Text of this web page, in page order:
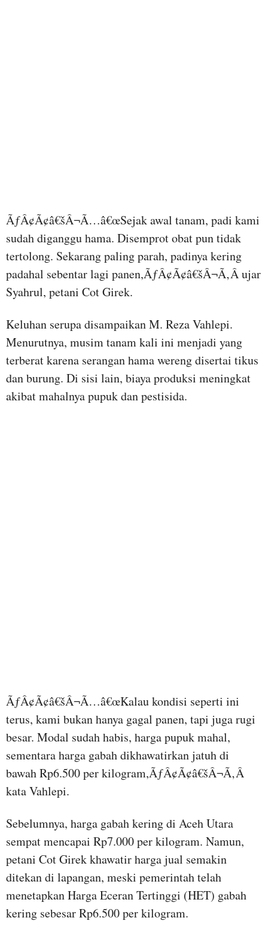
ÃƒÂ¢Ã¢â€šÂ¬Ã…â€œSejak awal tanam, padi kami
sudah diganggu hama. Disemprot obat pun tidak
tertolong. Sekarang paling parah, padinya kering
padahal sebentar lagi panen,ÃƒÂ¢Ã¢â€šÂ¬Ã‚Â ujar
Syahrul, petani Cot Girek.
Keluhan serupa disampaikan M. Reza Vahlepi.
Menurutnya, musim tanam kali ini menjadi yang
terberat karena serangan hama wereng disertai tikus
dan burung. Di sisi lain, biaya produksi meningkat
akibat mahalnya pupuk dan pestisida.
ÃƒÂ¢Ã¢â€šÂ¬Ã…â€œKalau kondisi seperti ini
terus, kami bukan hanya gagal panen, tapi juga rugi
besar. Modal sudah habis, harga pupuk mahal,
sementara harga gabah dikhawatirkan jatuh di
bawah Rp6.500 per kilogram,ÃƒÂ¢Ã¢â€šÂ¬Ã‚Â
kata Vahlepi.
Sebelumnya, harga gabah kering di Aceh Utara
sempat mencapai Rp7.000 per kilogram. Namun,
petani Cot Girek khawatir harga jual semakin
ditekan di lapangan, meski pemerintah telah
menetapkan Harga Eceran Tertinggi (HET) gabah
kering sebesar Rp6.500 per kilogram.